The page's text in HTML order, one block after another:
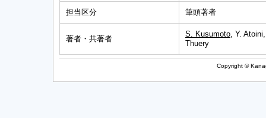
担当区分 筆頭著者
著者・共著者
S. Kusumoto, Y.
Thuery
Copyright ©